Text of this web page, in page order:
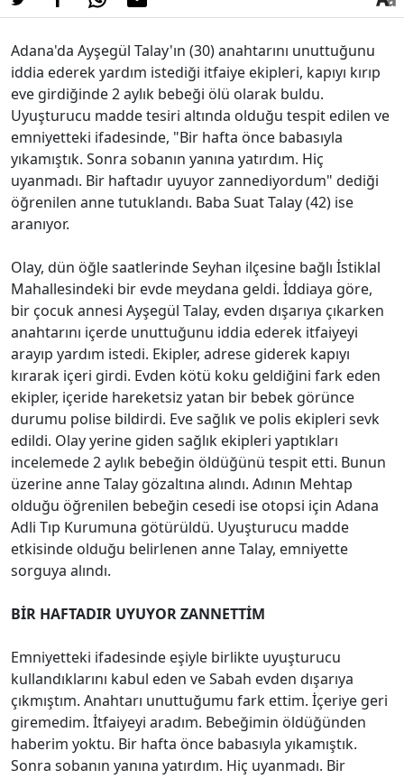
Adana'da Ayşegül Talay'ın (30) anahtarını unuttuğunu
iddia ederek yardım istediği itfaiye ekipleri, kapıyı kırıp
eve girdiğinde 2 aylık bebeği ölü olarak buldu.
Uyuşturucu madde tesiri altında olduğu tespit edilen ve
emniyetteki ifadesinde, "Bir hafta önce babasıyla
yıkamıştık. Sonra sobanın yanına yatırdım. Hiç
uyanmadı. Bir haftadır uyuyor zannediyordum" dediği
öğrenilen anne tutuklandı. Baba Suat Talay (42) ise
aranıyor.
Olay, dün öğle saatlerinde Seyhan ilçesine bağlı İstiklal
Mahallesindeki bir evde meydana geldi. İddiaya göre,
bir çocuk annesi Ayşegül Talay, evden dışarıya çıkarken
anahtarını içerde unuttuğunu iddia ederek itfaiyeyi
arayıp yardım istedi. Ekipler, adrese giderek kapıyı
kırarak içeri girdi. Evden kötü koku geldiğini fark eden
ekipler, içeride hareketsiz yatan bir bebek görünce
durumu polise bildirdi. Eve sağlık ve polis ekipleri sevk
edildi. Olay yerine giden sağlık ekipleri yaptıkları
incelemede 2 aylık bebeğin öldüğünü tespit etti. Bunun
üzerine anne Talay gözaltına alındı. Adının Mehtap
olduğu öğrenilen bebeğin cesedi ise otopsi için Adana
Adli Tıp Kurumuna götürüldü. Uyuşturucu madde
etkisinde olduğu belirlenen anne Talay, emniyette
sorguya alındı.
BİR HAFTADIR UYUYOR ZANNETTİM
Emniyetteki ifadesinde eşiyle birlikte uyuşturucu
kullandıklarını kabul eden ve Sabah evden dışarıya
çıkmıştım. Anahtarı unuttuğumu fark ettim. İçeriye geri
giremedim. İtfaiyeyi aradım. Bebeğimin öldüğünden
haberim yoktu. Bir hafta önce babasıyla yıkamıştık.
Sonra sobanın yanına yatırdım. Hiç uyanmadı. Bir